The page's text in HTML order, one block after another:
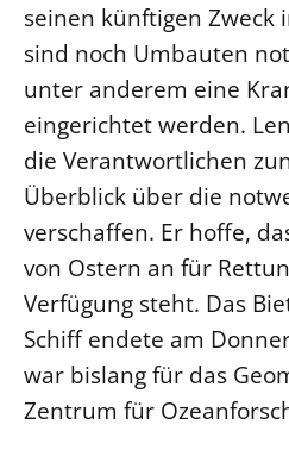
seinen künftigen Zweck
sind noch Umbauten
unter anderem eine
eingerichtet werden.
die Verantwortlichen
Überblick über die
verschaffen. Er hoffe,
von Ostern an für
Verfügung steht. Das
Schiff endete am
war bislang für das
Zentrum für
BIBLIOTHEK & ARCHIV
SERVICE
Älterwerden im
Beteiligungsverfahren
Beschwerdestellen
Ephoralbüro
Finanzplanung
Fundraising
IT-Service
Corporate Design